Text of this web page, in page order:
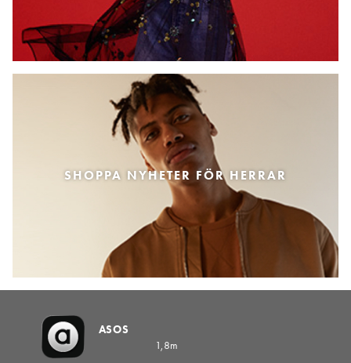
SHOPPA NYHETER FÖR HERRAR
ASOS
1,8m